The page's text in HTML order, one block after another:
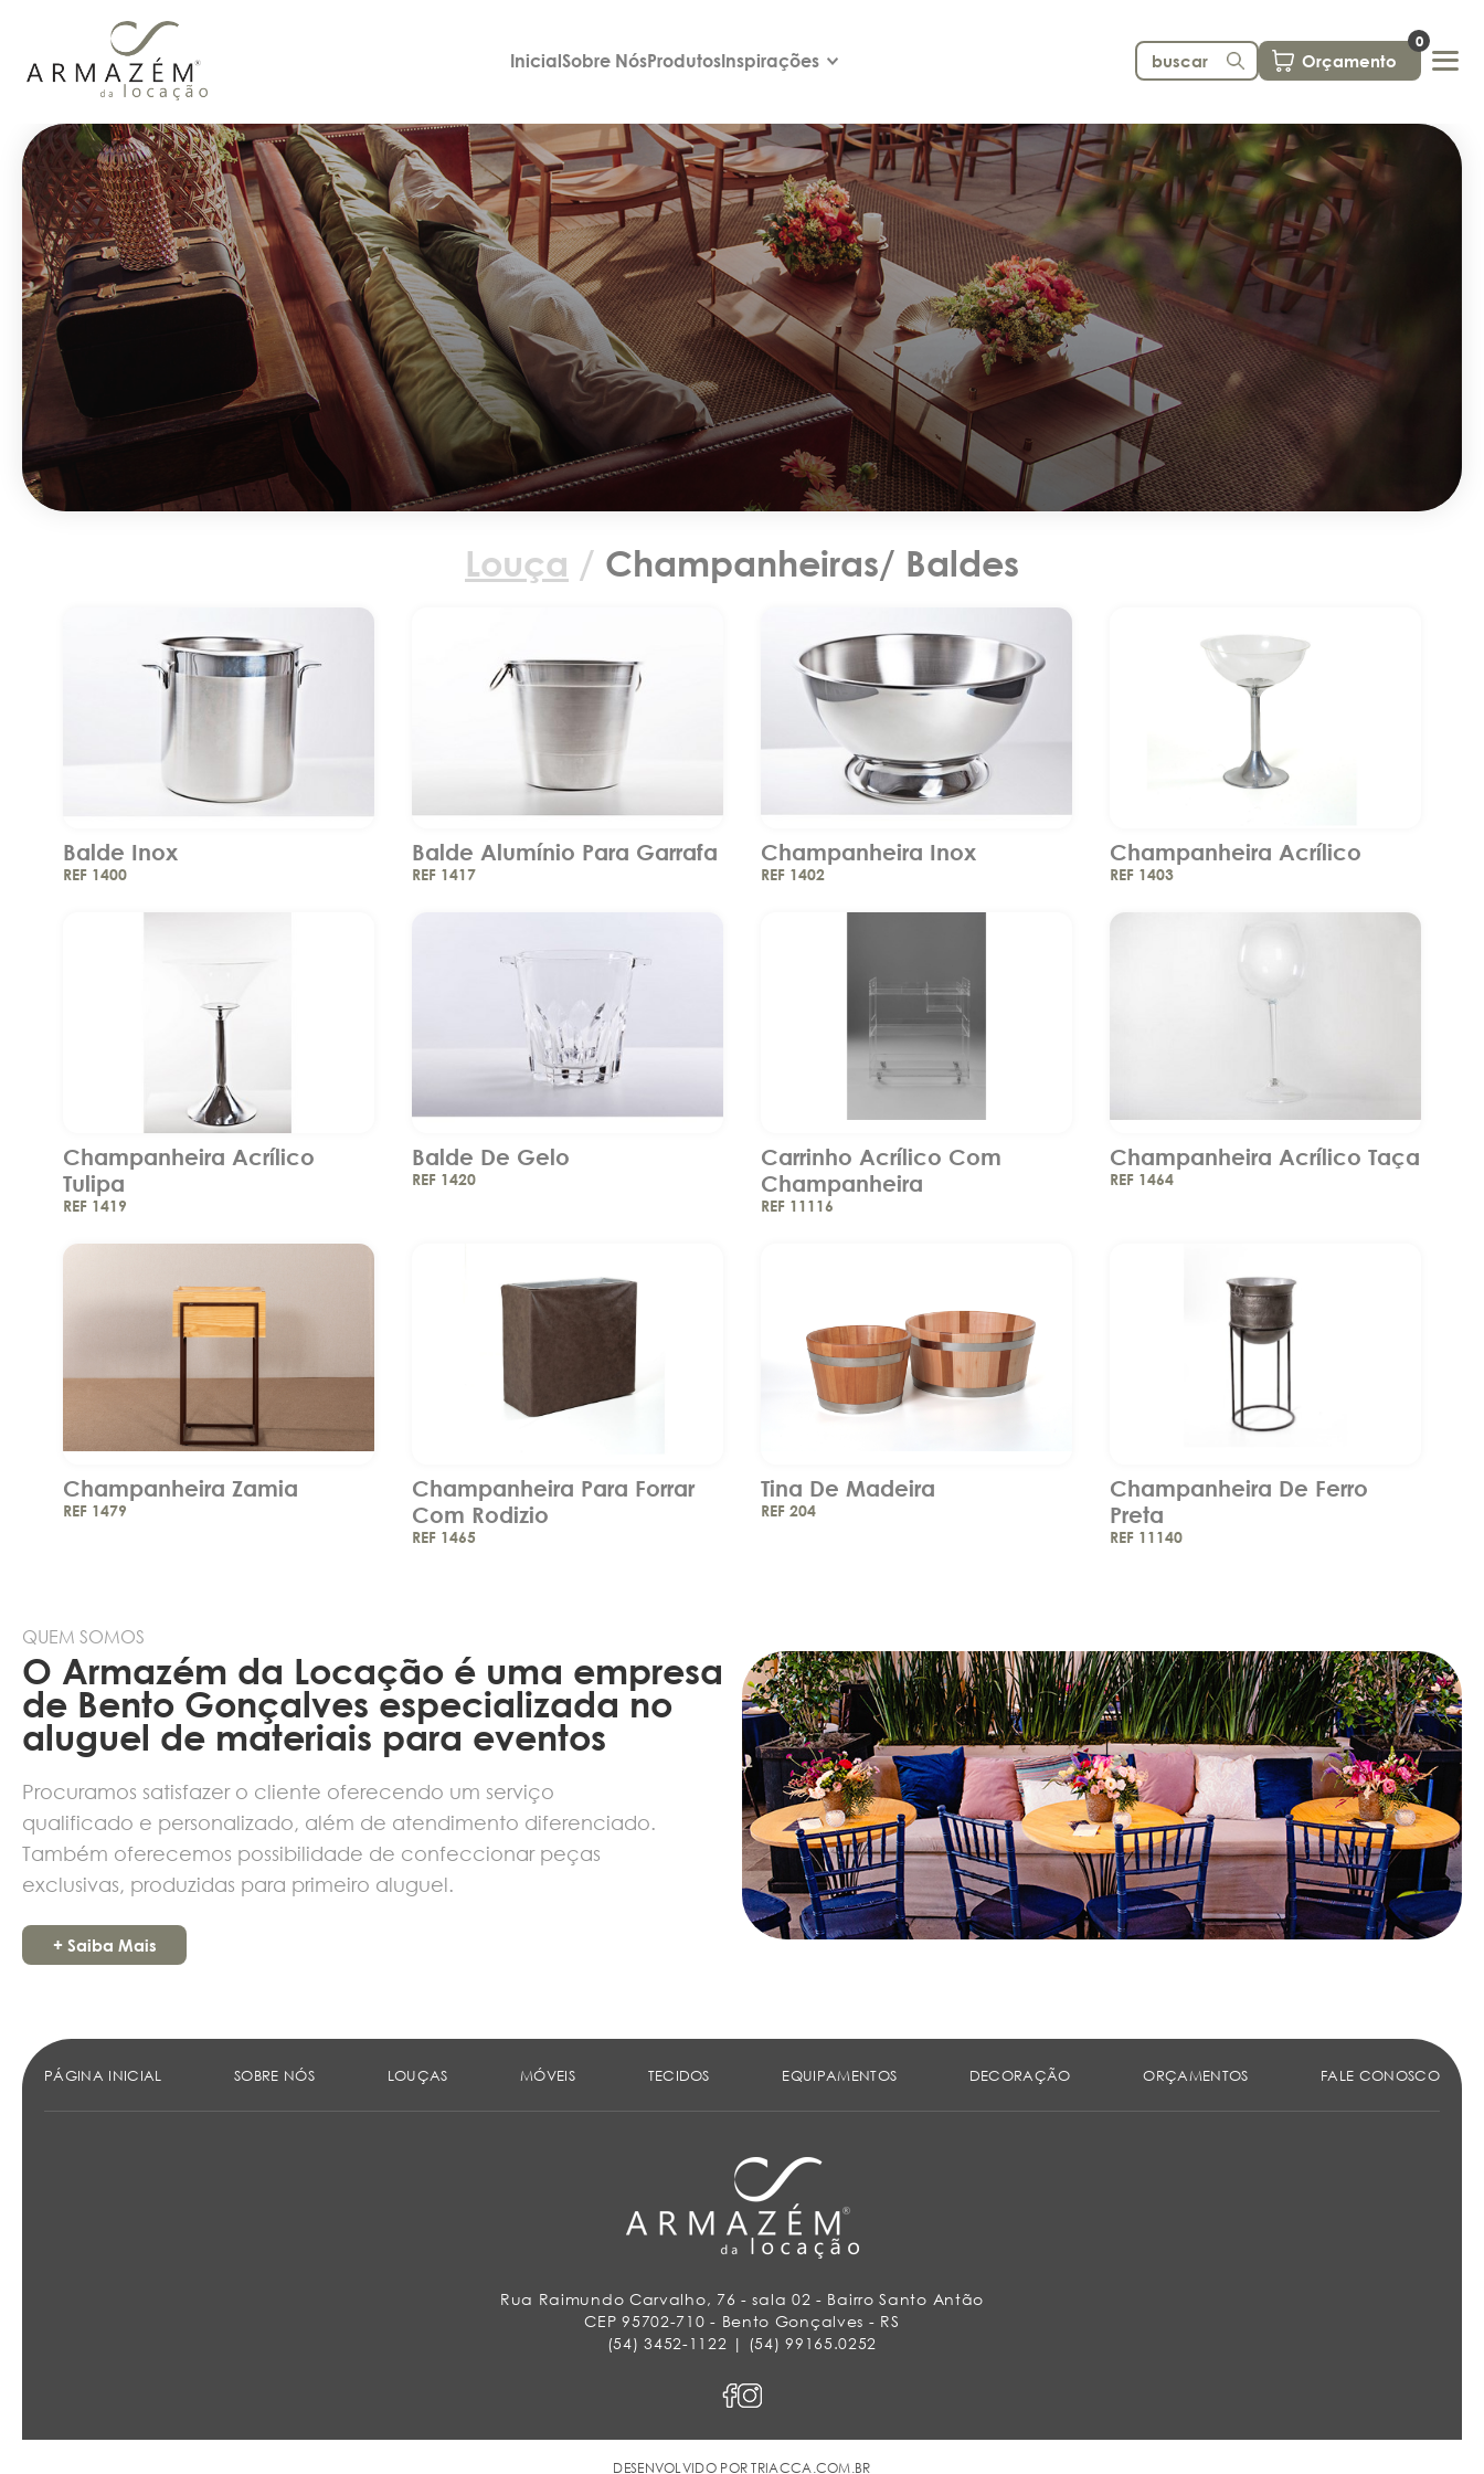
InicialSobre NósProdutosInspirações Orçamento
0
Louça / Champanheiras/ Baldes
Balde Inox
REF 1400
Balde Alumínio Para Garrafa
REF 1417
Champanheira Inox
REF 1402
Champanheira Acrílico
REF 1403
Champanheira Acrílico
Tulipa
REF 1419
Balde De Gelo
REF 1420
Carrinho Acrílico Com
Champanheira
REF 11116
Champanheira Acrílico Taça
REF 1464
Champanheira Zamia
REF 1479
Champanheira Para Forrar
Com Rodizio
REF 1465
Tina De Madeira
REF 204
Champanheira De Ferro
Preta
REF 11140
QUEM SOMOS
O Armazém da Locação é uma empresa
de Bento Gonçalves especializada no
aluguel de materiais para eventos
Procuramos satisfazer o cliente oferecendo um serviço
qualificado e personalizado, além de atendimento diferenciado.
Também oferecemos possibilidade de confeccionar peças
exclusivas, produzidas para primeiro aluguel.
+ Saiba Mais
PÁGINA INICIAL SOBRE NÓS LOUÇAS MÓVEIS TECIDOS EQUIPAMENTOS DECORAÇÃO ORÇAMENTOS FALE CONOSCO
Rua Raimundo Carvalho, 76 - sala 02 - Bairro Santo Antão
CEP 95702-710 - Bento Gonçalves - RS
(54) 3452-1122 | (54) 99165.0252
DESENVOLVIDO PORTRIACCA.COM.BR